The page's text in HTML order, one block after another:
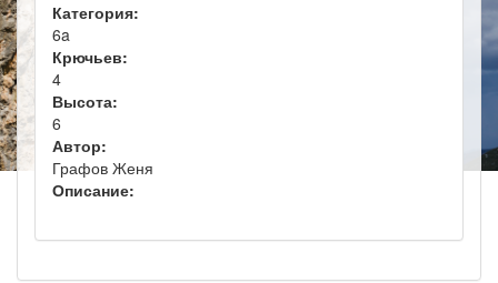
Категория:
6a
Крючьев:
4
Высота:
6
Автор:
Графов Женя
Описание: